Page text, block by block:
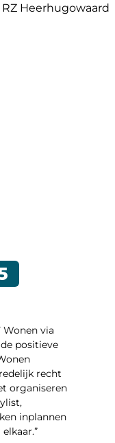
Heerhugowaard
Wonen via
positieve
recht
organiseren
inplannen